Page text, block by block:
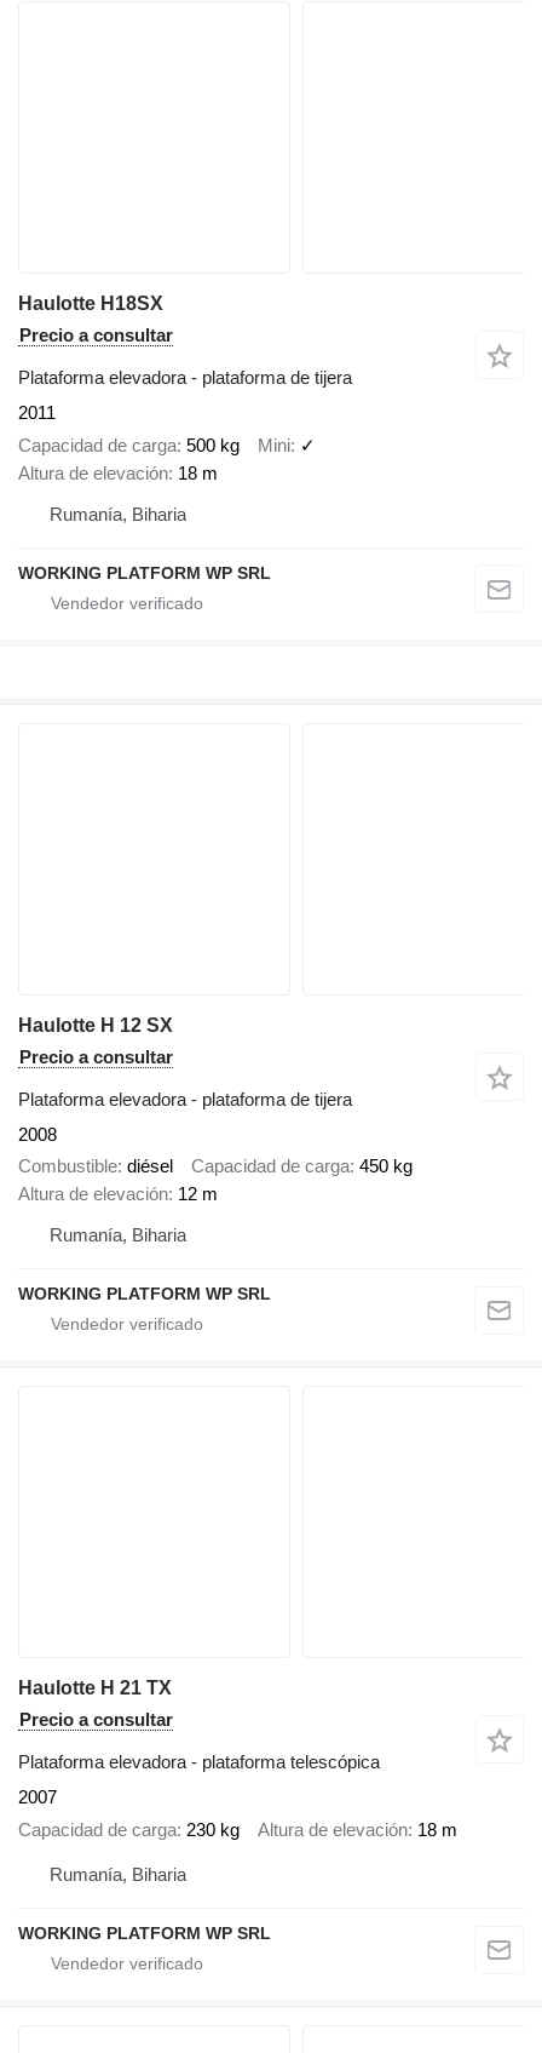
Haulotte H18SX
Precio a consultar
Plataforma elevadora - plataforma de tijera
2011
Capacidad de carga 500 kg Mini ✓
Altura de elevación 18 m
Rumanía, Biharia
WORKING PLATFORM WP SRL
Haulotte H 12 SX
Precio a consultar
Plataforma elevadora - plataforma de tijera
2008
Combustible diésel Capacidad de carga 450 kg
Altura de elevación 12 m
Rumanía, Biharia
WORKING PLATFORM WP SRL
Haulotte H 21 TX
Precio a consultar
Plataforma elevadora - plataforma telescópica
2007
Capacidad de carga 230 kg Altura de elevación 18 m
Rumanía, Biharia
WORKING PLATFORM WP SRL